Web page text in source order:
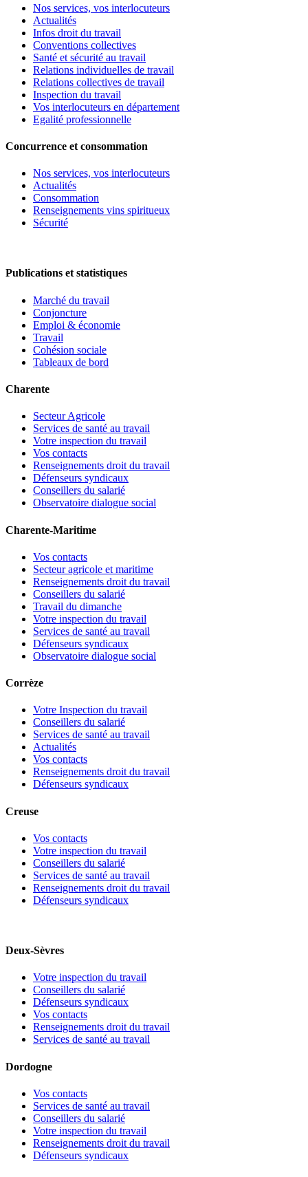
Nos services, vos interlocuteurs
Actualités
Infos droit du travail
Conventions collectives
Santé et sécurité au travail
Relations individuelles de travail
Relations collectives de travail
Inspection du travail
Vos interlocuteurs en département
Egalité professionnelle
Concurrence et consommation
Nos services, vos interlocuteurs
Actualités
Consommation
Renseignements vins spiritueux
Sécurité
Publications et statistiques
Marché du travail
Conjoncture
Emploi & économie
Travail
Cohésion sociale
Tableaux de bord
Charente
Secteur Agricole
Services de santé au travail
Votre inspection du travail
Vos contacts
Renseignements droit du travail
Défenseurs syndicaux
Conseillers du salarié
Observatoire dialogue social
Charente-Maritime
Vos contacts
Secteur agricole et maritime
Renseignements droit du travail
Conseillers du salarié
Travail du dimanche
Votre inspection du travail
Services de santé au travail
Défenseurs syndicaux
Observatoire dialogue social
Corrèze
Votre Inspection du travail
Conseillers du salarié
Services de santé au travail
Actualités
Vos contacts
Renseignements droit du travail
Défenseurs syndicaux
Creuse
Vos contacts
Votre inspection du travail
Conseillers du salarié
Services de santé au travail
Renseignements droit du travail
Défenseurs syndicaux
Deux-Sèvres
Votre inspection du travail
Conseillers du salarié
Défenseurs syndicaux
Vos contacts
Renseignements droit du travail
Services de santé au travail
Dordogne
Vos contacts
Services de santé au travail
Conseillers du salarié
Votre inspection du travail
Renseignements droit du travail
Défenseurs syndicaux